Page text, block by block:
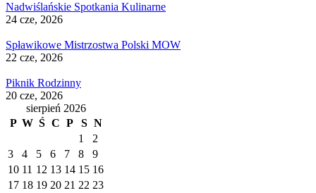
Nadwiślańskie Spotkania Kulinarne
24 cze, 2026
Spławikowe Mistrzostwa Polski MOW
22 cze, 2026
Piknik Rodzinny
20 cze, 2026
sierpień 2026
P W Ś C P S N
1
2
3
4 5 6 7 8
9
10 11 12 13 14 15 16
17 18 19 20 21 22 23